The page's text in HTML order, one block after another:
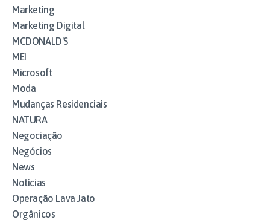
Marketing
Marketing Digital
MCDONALD'S
MEI
Microsoft
Moda
Mudanças Residenciais
NATURA
Negociação
Negócios
News
Notícias
Operação Lava Jato
Orgânicos